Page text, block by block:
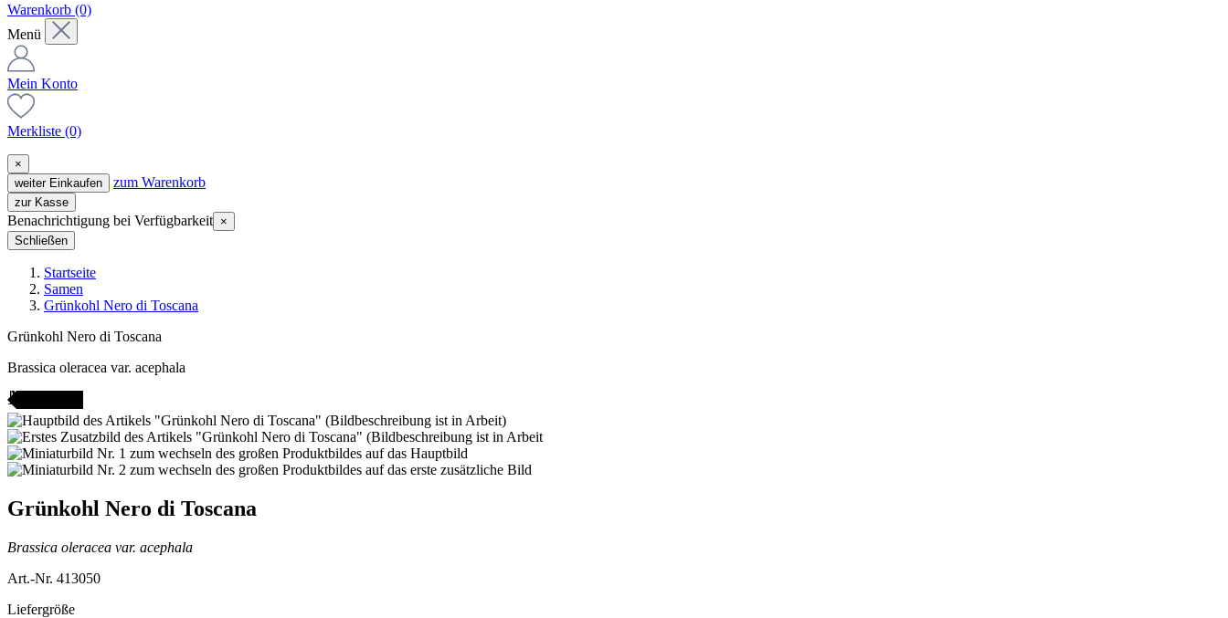
Warenkorb (0)
Menü
Mein Konto
Merkliste (0)
×
weiter Einkaufen
zum Warenkorb
zur Kasse
Benachrichtigung bei Verfügbarkeit ×
Schließen
Startseite
Samen
Grünkohl Nero di Toscana
Grünkohl Nero di Toscana
Brassica oleracea var. acephala
Grünkohl Nero di Toscana
Brassica oleracea var. acephala
Art.-Nr. 413050
Liefergröße